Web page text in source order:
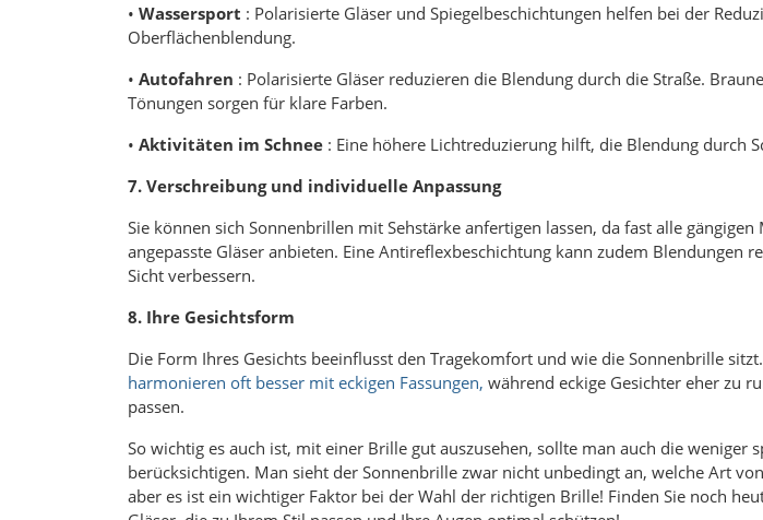
• Wassersport : Polarisierte Gläser und Spiegelbeschichtungen helfen bei der
Oberflächenblendung.
• Autofahren : Polarisierte Gläser reduzieren die Blendung durch die Straße.
Tönungen sorgen für klare Farben.
• Aktivitäten im Schnee : Eine höhere Lichtreduzierung hilft, die Blendung durch
7. Verschreibung und individuelle Anpassung
Sie können sich Sonnenbrillen mit Sehstärke anfertigen lassen, da fast alle
angepasste Gläser anbieten. Eine Antireflexbeschichtung kann zudem Blendungen
Sicht verbessern.
8. Ihre Gesichtsform
Die Form Ihres Gesichts beeinflusst den Tragekomfort und wie die Sonnenbrille sitzt.
harmonieren oft besser mit eckigen Fassungen, während eckige Gesichter eher zu
passen.
So wichtig es auch ist, mit einer Brille gut auszusehen, sollte man auch die weniger
berücksichtigen. Man sieht der Sonnenbrille zwar nicht unbedingt an, welche Art
aber es ist ein wichtiger Faktor bei der Wahl der richtigen Brille! Finden Sie noch